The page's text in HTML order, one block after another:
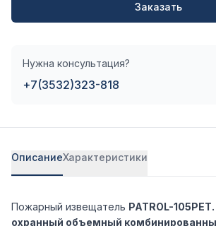
Заказать
Нужна консультация?
+7(3532)323-818
ОписаниеХарактеристики
Пожарный извещатель PATROL-
охранный объемный